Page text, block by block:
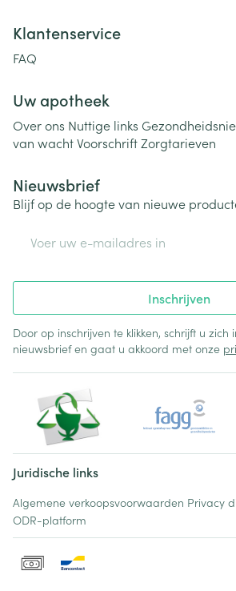
Klantenservice
FAQ
Uw apotheek
Over ons Nuttige links
van wachtVoorschriftZorgtarieven
Nieuwsbrief
Blijf op de hoogte van nieuwe
Inschrijven
Door op inschrijven te klikken, schrijft u zich
nieuwsbrief en gaat u akkoord met onze
Juridische links
Algemene verkoopsvoorwaarden Privacy
ODR-platform